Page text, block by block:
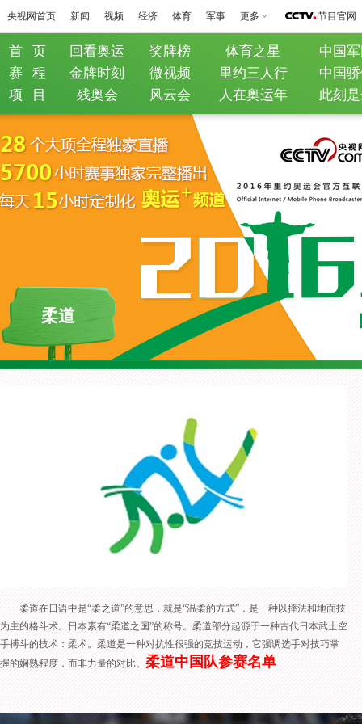
央视网首页 新闻 视频 经济 体育 军事 更多 节目官网
首 页 回看奥运 奖牌榜 体育之星
中国
赛 程
金牌时刻 微视频 里约三人行
中国
项 目
残奥会 风云会 人在奥运年 此刻
柔道
柔道在日语中是“柔之道”的意思，就是“温柔的方式”，是一种以摔法和地面技
为主的格斗术。日本素有“柔道之国”的称号。柔道部分起源于一种古代日本武士空
手搏斗的技术：柔术。柔道是一种对抗性很强的竞技运动，它强调选手对技巧掌
握的娴熟程度，而非力量的对比。 柔道中国队参赛名单